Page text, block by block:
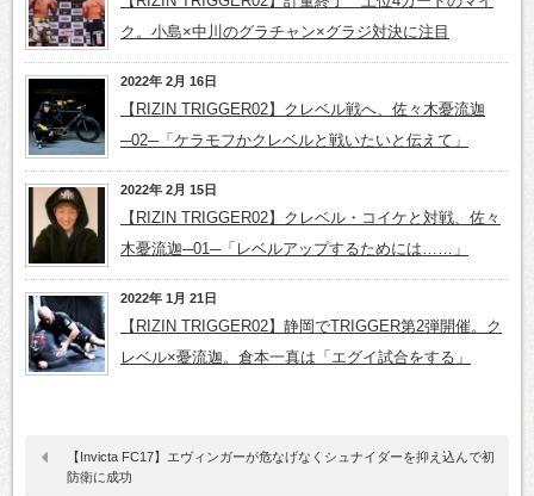
ク。小島×中川のグラチャン×グラジ対決に注目
2022年 2月 16日
【RIZIN TRIGGER02】クレベル戦へ、佐々木憂流迦
─02─「ケラモフかクレベルと戦いたいと伝えて」
2022年 2月 15日
【RIZIN TRIGGER02】クレベル・コイケと対戦、佐々
木憂流迦─01─「レベルアップするためには……」
2022年 1月 21日
【RIZIN TRIGGER02】静岡でTRIGGER第2弾開催。ク
レベル×憂流迦。倉本一真は「エグイ試合をする」
【Invicta FC17】エヴィンガーが危なげなくシュナイダーを抑え込んで初
防衛に成功